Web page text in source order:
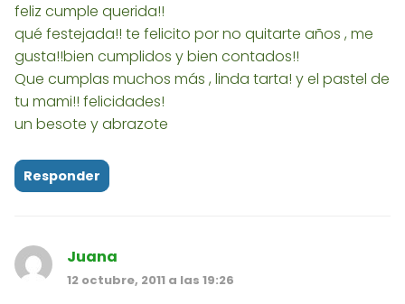
feliz cumple querida!!
qué festejada!! te felicito por no quitarte años , me
gusta!!bien cumplidos y bien contados!!
Que cumplas muchos más , linda tarta! y el pastel de
tu mami!! felicidades!
un besote y abrazote
Responder
Juana
12 octubre, 2011 a las 19:26